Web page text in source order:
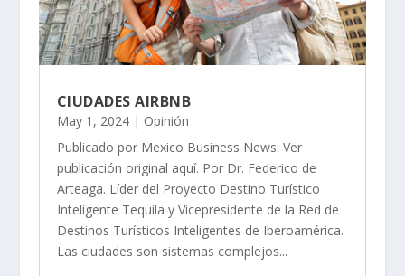
CIUDADES AIRBNB
May 1, 2024| Opinión
Publicado por Mexico Business News. Ver
publicación original aquí. Por Dr. Federico de
Arteaga. Líder del Proyecto Destino Turístico
Inteligente Tequila y Vicepresidente de la Red de
Destinos Turísticos Inteligentes de Iberoamérica.
Las ciudades son sistemas complejos...